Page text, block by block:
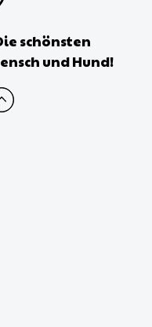
schönsten
und Hund!